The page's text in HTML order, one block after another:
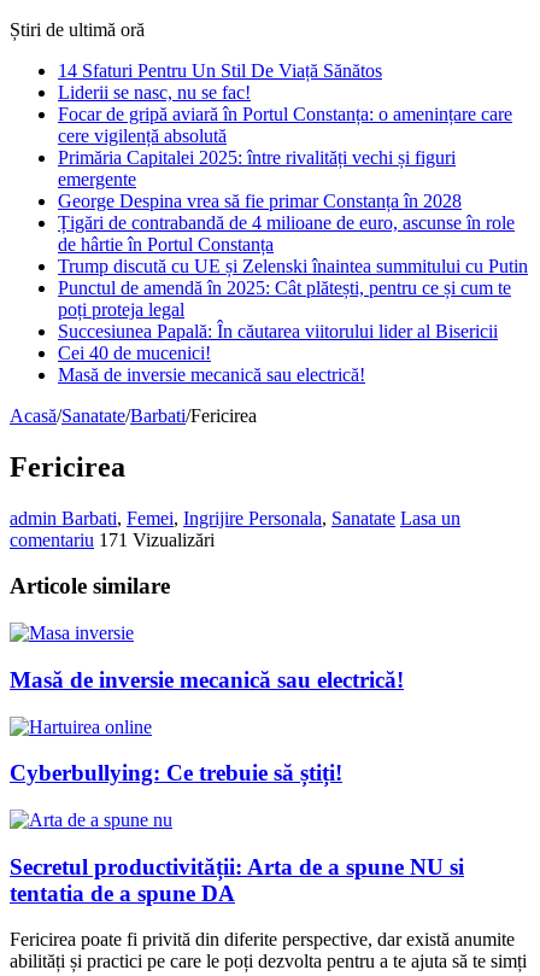
Știri de ultimă oră
14 Sfaturi Pentru Un Stil De Viață Sănătos
Liderii se nasc, nu se fac!
Focar de gripă aviară în Portul Constanța: o amenințare care
cere vigilență absolută
Primăria Capitalei 2025: între rivalități vechi și figuri
emergente
George Despina vrea să fie primar Constanța în 2028
Țigări de contrabandă de 4 milioane de euro, ascunse în role
de hârtie în Portul Constanța
Trump discută cu UE și Zelenski înaintea summitului cu Putin
Punctul de amendă în 2025: Cât plătești, pentru ce și cum te
poți proteja legal
Succesiunea Papală: În căutarea viitorului lider al Bisericii
Cei 40 de mucenici!
Masă de inversie mecanică sau electrică!
Acasă/Sanatate/Barbati/Fericirea
Fericirea
admin Barbati, Femei, Ingrijire Personala, Sanatate Lasa un
comentariu 171 Vizualizări
Articole similare
Masă de inversie mecanică sau electrică!
Cyberbullying: Ce trebuie să știți!
Secretul productivității: Arta de a spune NU si
tentatia de a spune DA
Fericirea poate fi privită din diferite perspective, dar există anumite
abilități și practici pe care le poți dezvolta pentru a te ajuta să te simți